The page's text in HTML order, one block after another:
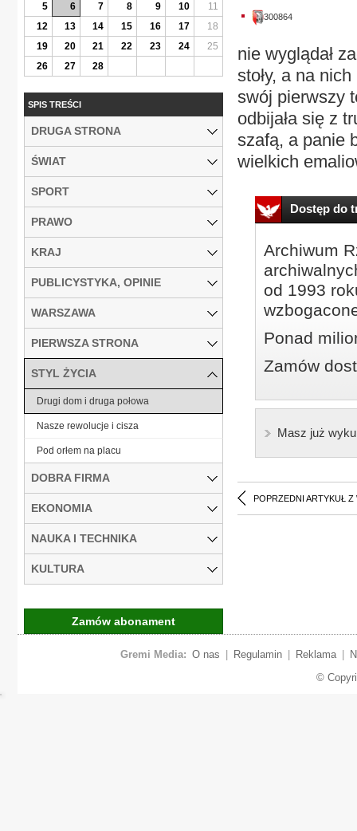
300864
nie wyglądał
stoły, a na
swój pierwszy
odbijała się z
szafą, a panie
wielkich
Dostęp do
Archiwum
od 1993
Ponad
Zamów
Masz już
POPRZEDNI ARTYKUŁ Z
5
6 7 8 9 10
11
12
13 14 15 16 17
18
19
20 21 22 23 24
25
26
27 28
SPIS TREŚCI
DRUGA STRONA
ŚWIAT
SPORT
PRAWO
KRAJ
PUBLICYSTYKA, OPINIE
WARSZAWA
PIERWSZA STRONA
STYL ŻYCIA
Drugi dom i druga połowa
Nasze rewolucje i cisza
Pod orłem na placu
DOBRA FIRMA
EKONOMIA
NAUKA I TECHNIKA
KULTURA
Zamów abonament
Gremi Media: O nas Regulamin Reklama
©